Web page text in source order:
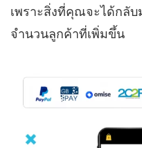
เพราะสิ่งที่คุณจะได้กลั
จำนวนลูกค้าที่เพิ่มขึ้น